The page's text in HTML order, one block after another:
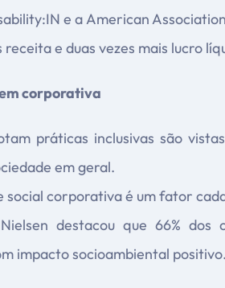
e a American
receita e duas vezes mais lucro
corporativa
práticas inclusivas são
em geral.
social corporativa é um fator
destacou que 66% dos
impacto socioambiental positivo.